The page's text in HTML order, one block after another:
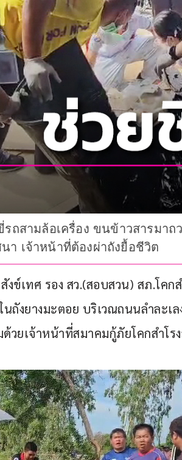
ถสามล้อเครื่อง ขนข้าวสารมา
า เจ้าหน้าที่ต้องผ่าถังยื้อชีวิต
ข์เทศ รอง สว.(สอบสวน) สภ.โคก
งยางมะตอย บริเวณถนนลำละเล
ยเจ้าหน้าที่สมาคมกู้ภัยโคกสำโรง